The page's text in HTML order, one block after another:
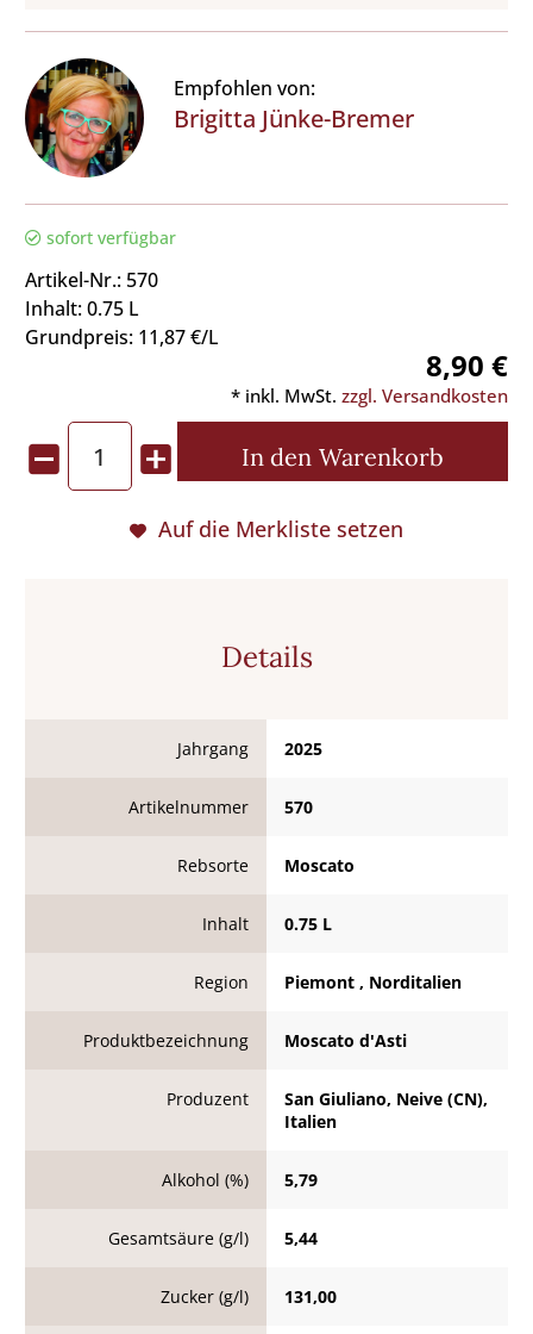
Empfohlen von:
Brigitta Jünke-Bremer
sofort verfügbar
Artikel-Nr.: 570
Inhalt: 0.75 L
Grundpreis: 11,87 €/L
8,90 €
* inkl. MwSt.zzgl. Versandkosten
In den Warenkorb
Auf die Merkliste setzen
Details
Jahrgang 2025
Artikelnummer 570
Rebsorte Moscato
Inhalt 0.75 L
Region Piemont , Norditalien
Produktbezeichnung Moscato d'Asti
Produzent
San Giuliano, Neive (CN),
Italien
Alkohol (%) 5,79
Gesamtsäure (g/l) 5,44
Zucker (g/l) 131,00